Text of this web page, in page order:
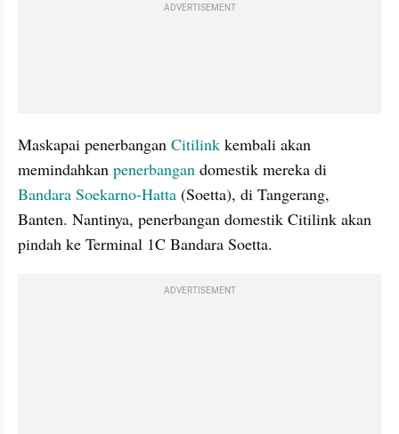
ADVERTISEMENT
Maskapai penerbangan Citilink kembali akan
memindahkan penerbangan
Bandara Soekarno-Hatta (Soetta), di Tangerang,
Banten. Nantinya, penerbangan domestik Citilink akan
pindah ke Terminal 1C Bandara Soetta.
ADVERTISEMENT